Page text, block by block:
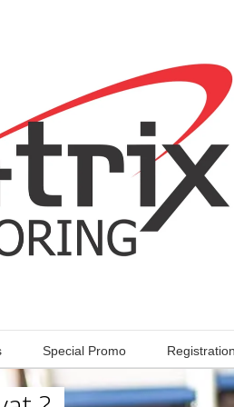
Special Promo